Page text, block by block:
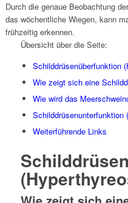
Durch die genaue Beobachtung
das wöchentliche Wiegen, kann
frühzeitig erkennen.
Übersicht über die Seite:
Schilddrüsenüberfunktion
Wie zeigt sich eine
Wie wird das
Schilddrüsenunterfunktion
Weiterführende Links